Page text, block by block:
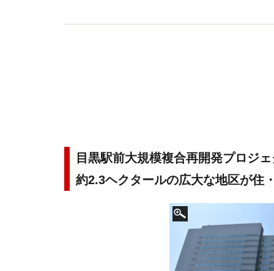
目黒駅前大規模複合再開発プロジ
約2.3ヘクタールの広大な地区が